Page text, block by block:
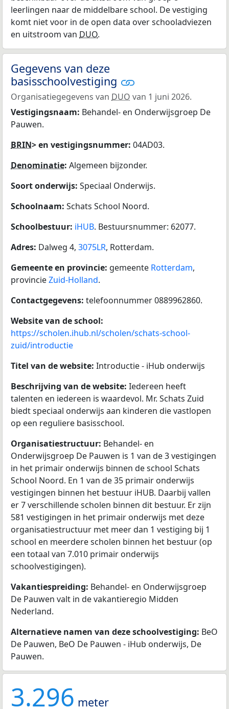
leerlingen naar de middelbare school. De vestiging
komt niet voor in de open data over schooladviezen
en uitstroom van DUO.
Gegevens van deze
basisschoolvestiging
Organisatiegegevens van DUO van 1 juni 2026.
Vestigingsnaam: Behandel- en Onderwijsgroep De
Pauwen.
BRIN> en vestigingsnummer: 04AD03.
Denominatie: Algemeen bijzonder.
Soort onderwijs: Speciaal Onderwijs.
Schoolnaam: Schats School Noord.
Schoolbestuur: iHUB. Bestuursnummer: 62077.
Adres: Dalweg 4, 3075LR, Rotterdam.
Gemeente en provincie: gemeente Rotterdam,
provincieZuid-Holland.
Contactgegevens: telefoonnummer 0889962860.
Website van de school:
https://scholen.ihub.nl/scholen/schats-school-
zuid/introductie
Titel van de website: Introductie - iHub onderwijs
Beschrijving van de website: Iedereen heeft
talenten en iedereen is waardevol. Mr. Schats Zuid
biedt speciaal onderwijs aan kinderen die vastlopen
op een reguliere basisschool.
Organisatiestructuur: Behandel- en
Onderwijsgroep De Pauwen is 1 van de 3 vestigingen
in het primair onderwijs binnen de school Schats
School Noord. En 1 van de 35 primair onderwijs
vestigingen binnen het bestuur iHUB. Daarbij vallen
er 7 verschillende scholen binnen dit bestuur. Er zijn
581 vestigingen in het primair onderwijs met deze
organisatiestructuur met meer dan 1 vestiging bij 1
school en meerdere scholen binnen het bestuur (op
een totaal van 7.010 primair onderwijs
schoolvestigingen).
Vakantiespreiding: Behandel- en Onderwijsgroep
De Pauwen valt in de vakantieregio Midden
Nederland.
Alternatieve namen van deze schoolvestiging: BeO
De Pauwen, BeO De Pauwen - iHub onderwijs, De
Pauwen.
3.296 meter